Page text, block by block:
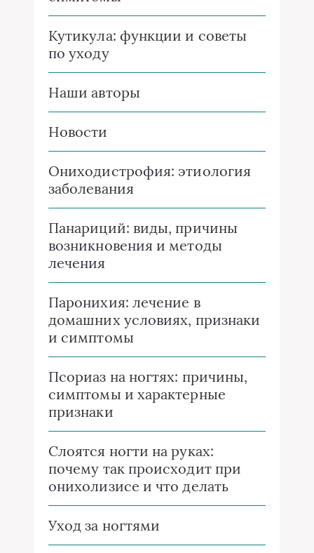
Кутикула: функции и советы
по уходу
Наши авторы
Новости
Ониходистрофия: этиология
заболевания
Панариций: виды, причины
возникновения и методы
лечения
Паронихия: лечение в
домашних условиях, признаки
и симптомы
Псориаз на ногтях: причины,
симптомы и характерные
признаки
Слоятся ногти на руках:
почему так происходит при
онихолизисе и что делать
Уход за ногтями